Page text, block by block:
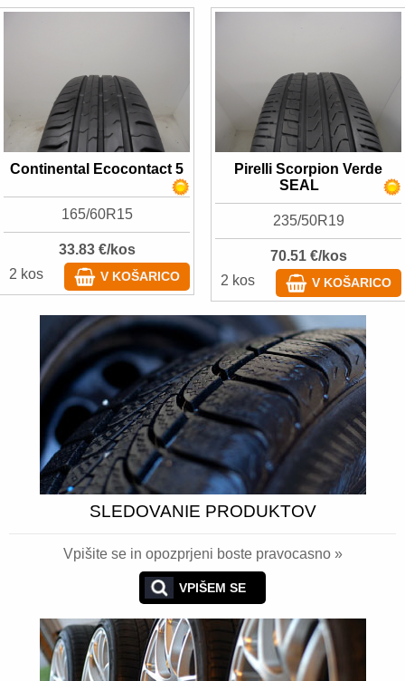
Continental Ecocontact 5
165/60R15
33.83 €/kos
2 kos
V KOŠARICO
Pirelli Scorpion Verde
SEAL
235/50R19
70.51 €/kos
2 kos
V KOŠARICO
SLEDOVANIE PRODUKTOV
Vpišite se in opozprjeni boste pravocasno »
VPIŠEM SE